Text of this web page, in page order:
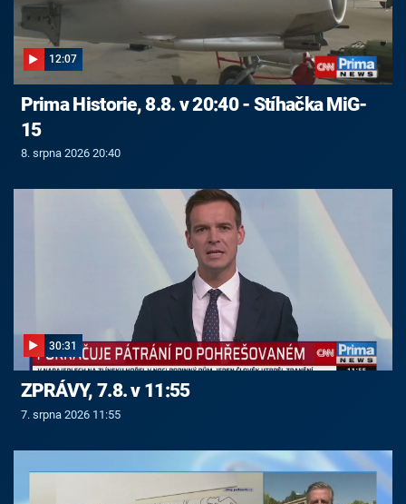
12:07
Prima Historie, 8.8. v 20:40 - Stíhačka MiG-
15
8. srpna 2026 20:40
30:31
ZPRÁVY, 7.8. v 11:55
7. srpna 2026 11:55